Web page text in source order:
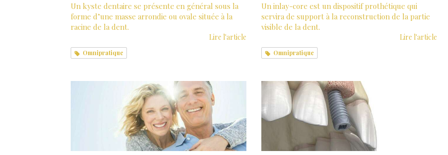
Un kyste dentaire se présente en général sous la
forme d’une masse arrondie ou ovale située à la
racine de la dent.
Lire l'article
Omnipratique
Un inlay-core est un dispositif prothétique qui
servira de support à la reconstruction de la partie
visible de la dent.
Lire l'article
Omnipratique